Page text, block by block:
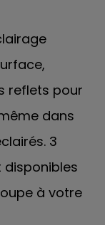
reflets pour
dans
3
disponibles
à votre